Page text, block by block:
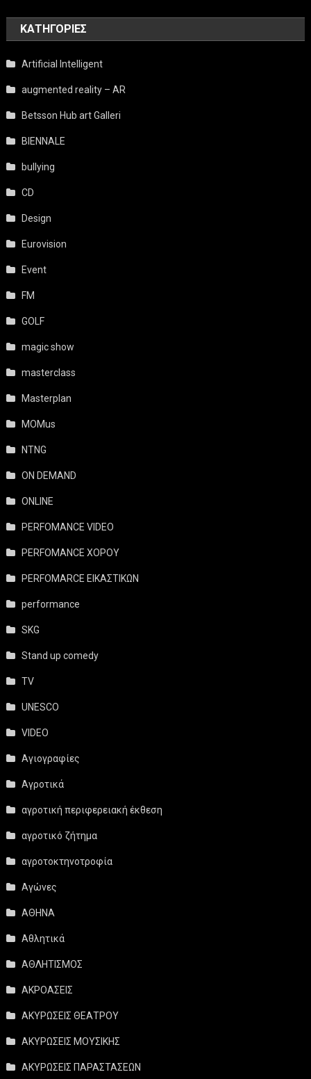
KΑΤΗΓΟΡΊΕΣ
Artificial Intelligent
augmented reality – AR
Betsson Hub art Galleri
BIENNALE
bullying
CD
Design
Eurovision
Event
FM
GOLF
magic show
masterclass
Masterplan
MOMus
NTNG
ON DEMAND
ONLINE
PERFOMANCE VIDEO
PERFOMANCE ΧΟΡΟΥ
PERFOMARCE ΕΙΚΑΣΤΙΚΩΝ
performance
SKG
Stand up comedy
TV
UNESCO
VIDEO
Αγιογραφίες
Αγροτικά
αγροτική περιφερειακή έκθεση
αγροτικό ζήτημα
αγροτοκτηνοτροφία
Αγώνες
ΑΘΗΝΑ
Αθλητικά
ΑΘΛΗΤΙΣΜΟΣ
ΑΚΡΟΑΣΕΙΣ
ΑΚΥΡΩΣΕΙΣ ΘΕΑΤΡΟΥ
ΑΚΥΡΩΣΕΙΣ ΜΟΥΣΙΚΗΣ
ΑΚΥΡΩΣΕΙΣ ΠΑΡΑΣΤΑΣΕΩΝ